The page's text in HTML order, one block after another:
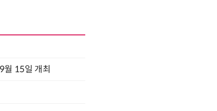
월 15일 개최